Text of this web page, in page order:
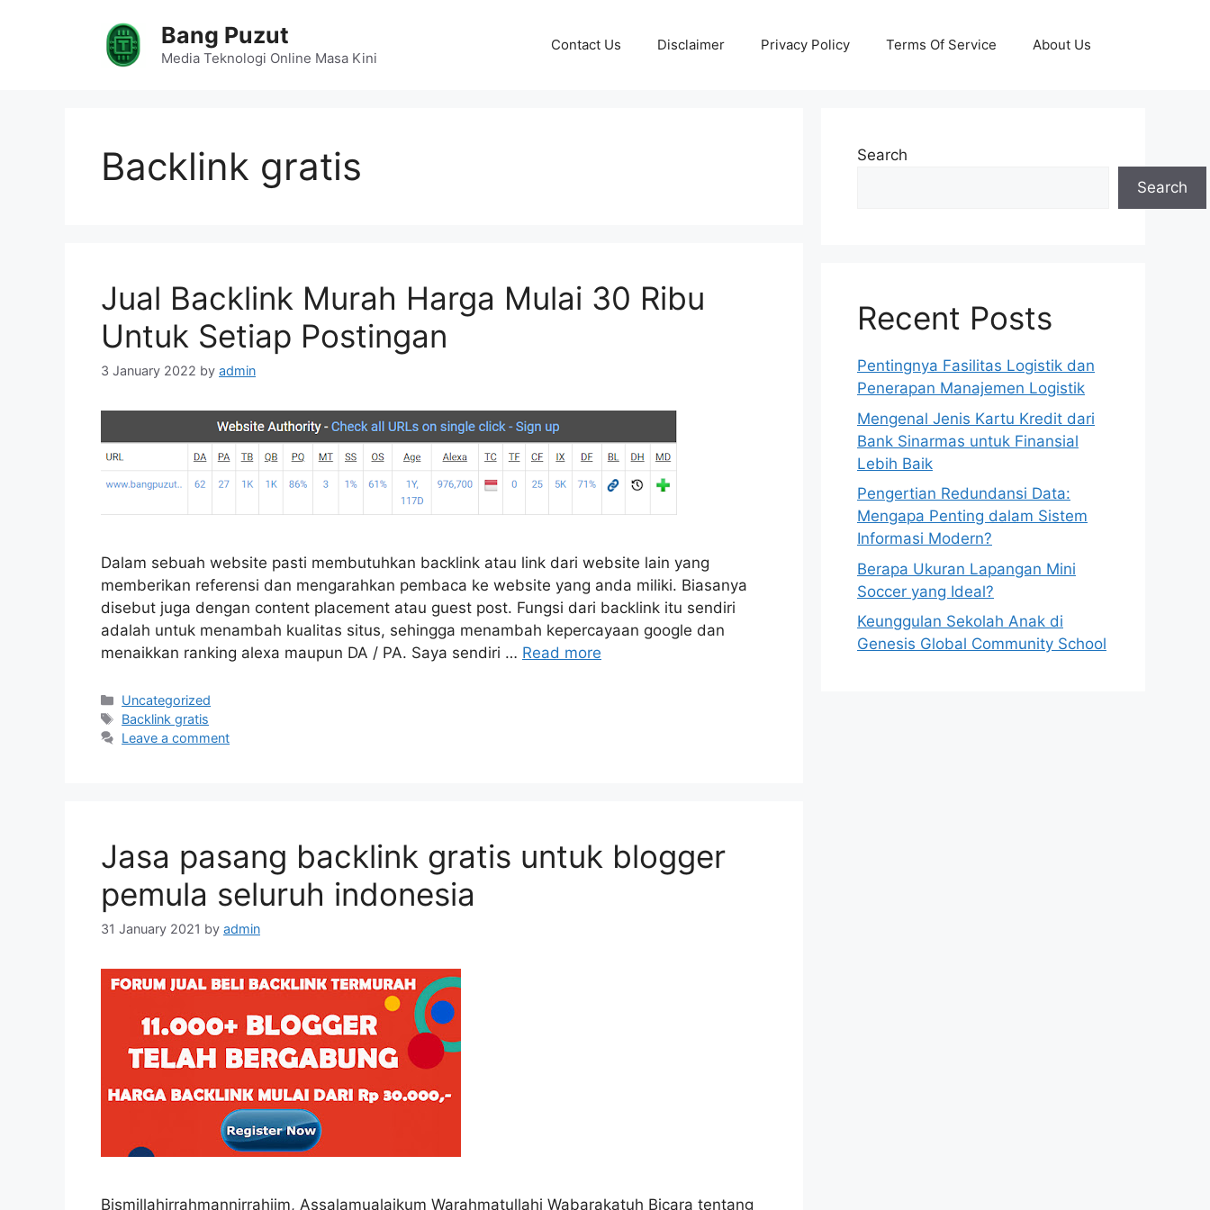
Bang Puzut
Media Teknologi Online Masa Kini
Contact Us Disclaimer Privacy Policy Terms Of Service About Us
Backlink gratis
Jual Backlink Murah Harga Mulai 30 Ribu
Untuk Setiap Postingan
3 January 2022 by admin
Dalam sebuah website pasti membutuhkan backlink atau link dari website lain yang
memberikan referensi dan mengarahkan pembaca ke website yang anda miliki. Biasanya
disebut juga dengan content placement atau guest post. Fungsi dari backlink itu sendiri
adalah untuk menambah kualitas situs, sehingga menambah kepercayaan google dan
menaikkan ranking alexa maupun DA / PA. Saya sendiri … Read more
Categories
Uncategorized
Tags
Backlink gratis
Leave a comment
Jasa pasang backlink gratis untuk blogger
pemula seluruh indonesia
31 January 2021 by admin
Bismillahirrahmannirrahiim, Assalamualaikum Warahmatullahi Wabarakatuh Bicara tentang
Search
Search
Recent Posts
Pentingnya Fasilitas Logistik dan
Penerapan Manajemen Logistik
Mengenal Jenis Kartu Kredit dari
Bank Sinarmas untuk Finansial
Lebih Baik
Pengertian Redundansi Data:
Mengapa Penting dalam Sistem
Informasi Modern?
Berapa Ukuran Lapangan Mini
Soccer yang Ideal?
Keunggulan Sekolah Anak di
Genesis Global Community School